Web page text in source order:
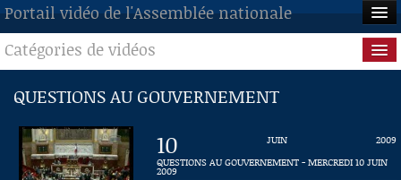
Portail vidéo de l'Assemblée nationale
ACCUEIL
EN DIRECT
À LA DEMANDE
RECHERCHE
Catégories de vidéos
Séance publique
Questions au Gouvernement
Commissions
QUESTIONS AU GOUVERNEMENT
10 JUIN
2009
QUESTIONS AU GOUVERNEMENT - MERCREDI 10 JUIN
2009